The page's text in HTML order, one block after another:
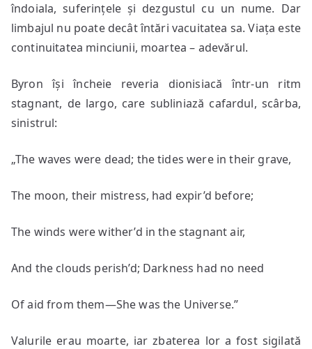
îndoiala, suferințele și dezgustul cu un nume. Dar
limbajul nu poate decât întări vacuitatea sa. Viața este
continuitatea minciunii, moartea – adevărul.
Byron își încheie reveria dionisiacă într-un ritm
stagnant, de largo, care subliniază cafardul, scârba,
sinistrul:
„The waves were dead; the tides were in their grave,
The moon, their mistress, had expir’d before;
The winds were wither’d in the stagnant air,
And the clouds perish’d; Darkness had no need
Of aid from them—She was the Universe.”
Valurile erau moarte, iar zbaterea lor a fost sigilată